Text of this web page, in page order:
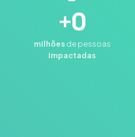
+0
milhõesde pessoas
impactadas